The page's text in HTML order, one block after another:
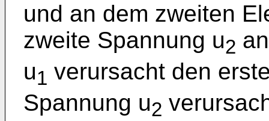
und an dem zweiten
zweite Spannung u2
u1 verursacht den
Spannung u2